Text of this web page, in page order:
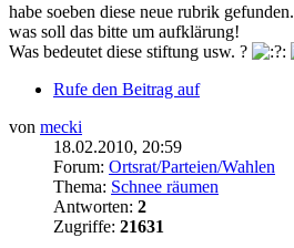
habe soeben diese neue rubrik gefunden.
was soll das bitte um aufklärung!
Was bedeutet diese stiftung usw. ?
Rufe den Beitrag auf
von mecki
18.02.2010, 20:59
Forum: Ortsrat/Parteien/Wahlen
Thema: Schnee räumen
Antworten: 2
Zugriffe: 21631